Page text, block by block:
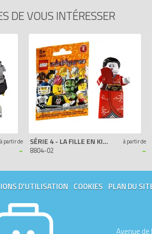
DE VOUS INTÉRESSER
à partir de
-
SÉRIE 4 - LA FILLE EN KIMONO
8804-02
à partir de
-
D'UTILISATION COOKIES PLAN DU
Avenue